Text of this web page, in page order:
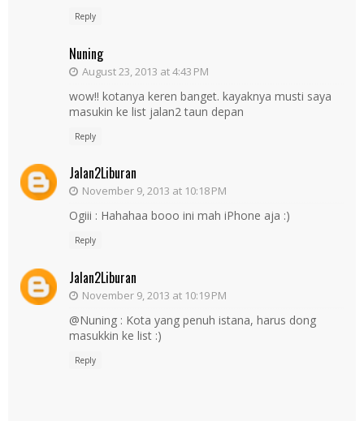
Reply
Nuning
August 23, 2013 at 4:43 PM
wow!! kotanya keren banget. kayaknya musti saya
masukin ke list jalan2 taun depan
Reply
Jalan2Liburan
November 9, 2013 at 10:18 PM
Ogiii : Hahahaa booo ini mah iPhone aja :)
Reply
Jalan2Liburan
November 9, 2013 at 10:19 PM
@Nuning : Kota yang penuh istana, harus dong
masukkin ke list :)
Reply